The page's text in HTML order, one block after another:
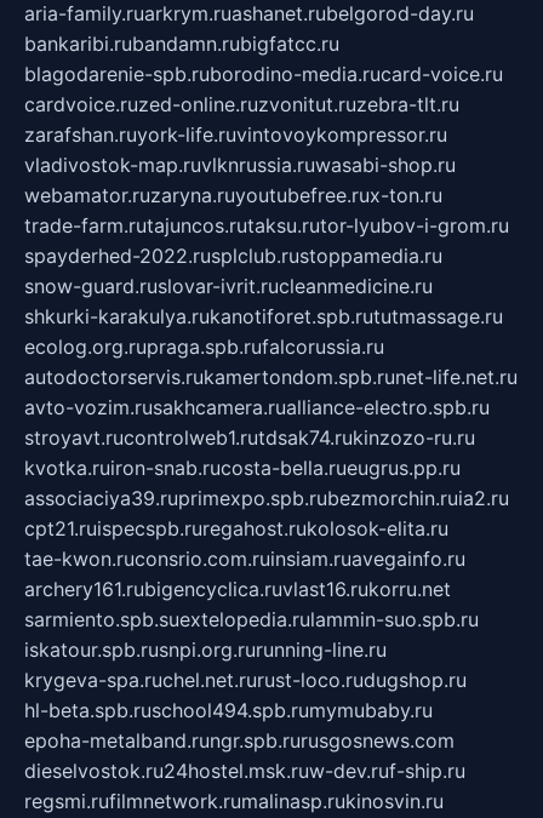
aria-family.ruarkrym.ruashanet.rubelgorod-day.ru
bankaribi.rubandamn.rubigfatcc.ru
blagodarenie-spb.ruborodino-media.rucard-voice.ru
cardvoice.ruzed-online.ruzvonitut.ruzebra-tlt.ru
zarafshan.ruyork-life.ruvintovoykompressor.ru
vladivostok-map.ruvlknrussia.ruwasabi-shop.ru
webamator.ruzaryna.ruyoutubefree.rux-ton.ru
trade-farm.rutajuncos.rutaksu.rutor-lyubov-i-grom.ru
spayderhed-2022.rusplclub.rustoppamedia.ru
snow-guard.ruslovar-ivrit.rucleanmedicine.ru
shkurki-karakulya.rukanotiforet.spb.rututmassage.ru
ecolog.org.rupraga.spb.rufalcorussia.ru
autodoctorservis.rukamertondom.spb.runet-life.net.ru
avto-vozim.rusakhcamera.rualliance-electro.spb.ru
stroyavt.rucontrolweb1.rutdsak74.rukinzozo-ru.ru
kvotka.ruiron-snab.rucosta-bella.rueugrus.pp.ru
associaciya39.ruprimexpo.spb.rubezmorchin.ruia2.ru
cpt21.ruispecspb.ruregahost.rukolosok-elita.ru
tae-kwon.ruconsrio.com.ruinsiam.ruavegainfo.ru
archery161.rubigencyclica.ruvlast16.rukorru.net
sarmiento.spb.suextelopedia.rulammin-suo.spb.ru
iskatour.spb.rusnpi.org.rurunning-line.ru
krygeva-spa.ruchel.net.rurust-loco.rudugshop.ru
hl-beta.spb.ruschool494.spb.rumymubaby.ru
epoha-metalband.rungr.spb.rurusgosnews.com
dieselvostok.ru24hostel.msk.ruw-dev.ruf-ship.ru
regsmi.rufilmnetwork.rumalinasp.rukinosvin.ru